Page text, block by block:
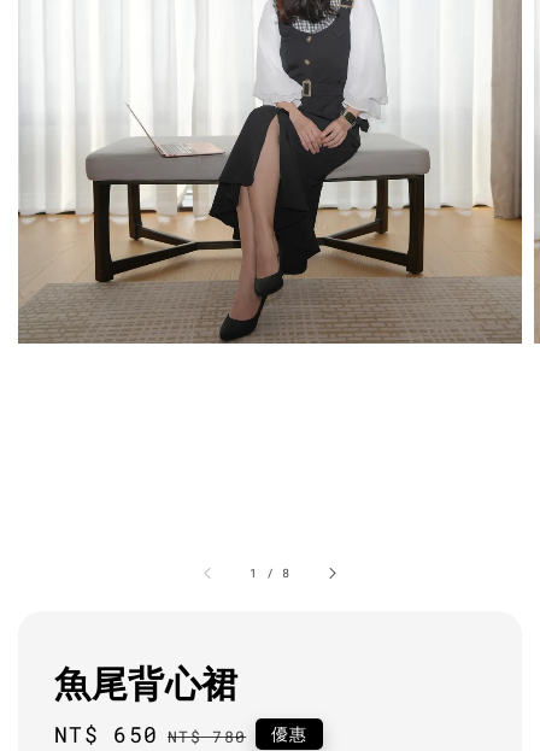
1 / 8
魚尾背心裙
Sale
NT$ 650 Regular
NT$ 780 優惠